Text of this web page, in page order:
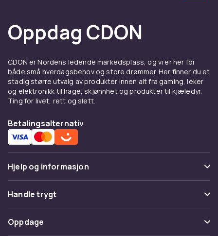
Oppdag CDON
CDON er Nordens ledende markedsplass, og vi er her for
både små hverdagsbehov og store drømmer. Her finner du et
stadig større utvalg av produkter innen alt fra gaming, leker
og elektronikk til hage, skjønnhet og produkter til kjæledyr.
Ting for livet, rett og slett.
Betalingsalternativ
Hjelp og informasjon
Vanlige spørsmål
Spor pakke
Angre & returner her
Handle trygt
Betaling
Oppdage